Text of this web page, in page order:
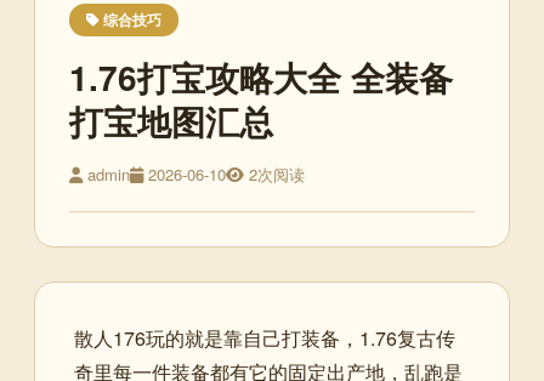
综合技巧
1.76打宝攻略大全 全装备
打宝地图汇总
admin 2026-06-10 2次阅读
散人176玩的就是靠自己打装备，1.76复古传
奇里每一件装备都有它的固定出产地，乱跑是